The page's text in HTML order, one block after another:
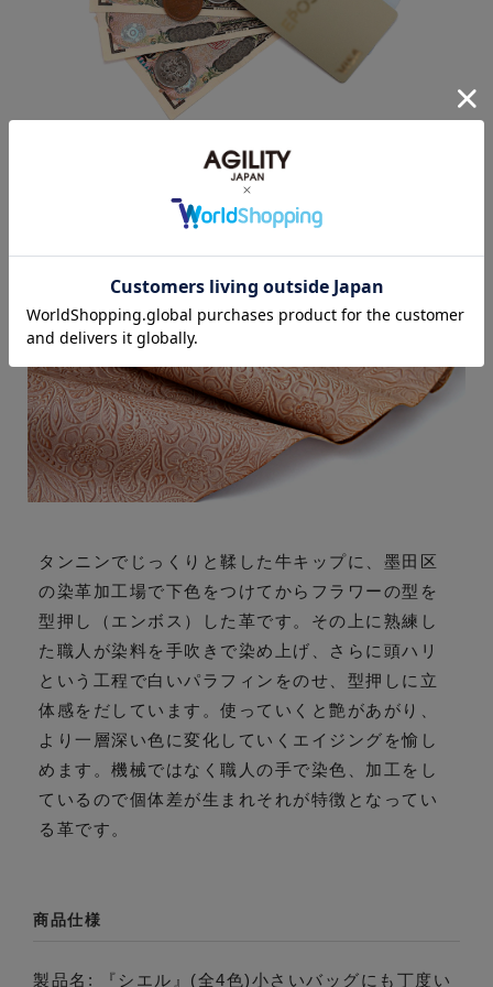
素材について
タンニンでじっくりと鞣した牛キップに、墨田区
の染革加工場で下色をつけてからフラワーの型を
型押し（エンボス）した革です。その上に熟練し
た職人が染料を手吹きで染め上げ、さらに頭ハリ
という工程で白いパラフィンをのせ、型押しに立
体感をだしています。使っていくと艶があがり、
より一層深い色に変化していくエイジングを愉し
めます。機械ではなく職人の手で染色、加工をし
ているので個体差が生まれそれが特徴となってい
る革です。
商品仕様
製品名: 『シエル』(全4色)小さいバッグにも丁度い